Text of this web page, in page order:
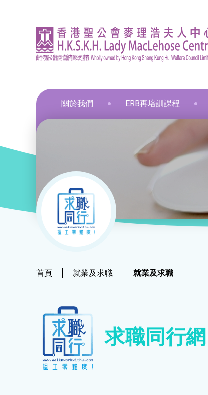
關於我們
葵涌區 – 工商業社會服務部
葵涌邨旭葵樓 - 葵涌社區服務中心
青衣區 – 青衣綜合服務中心
荃灣區 – 梨木樹綜合服務中心
ERB再培訓課程
技能提升課程
少數族裔人士課程
ERB服務點
ERB資訊
手語課程
急救課程
布藝手工
花藝手工
寵物護理及美容
首頁 就業及求職 就業及求職
求職同行網